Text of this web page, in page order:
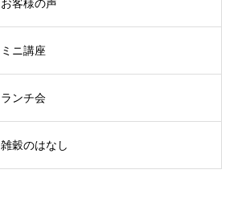
お客様の声
ミニ講座
ランチ会
雑穀のはなし